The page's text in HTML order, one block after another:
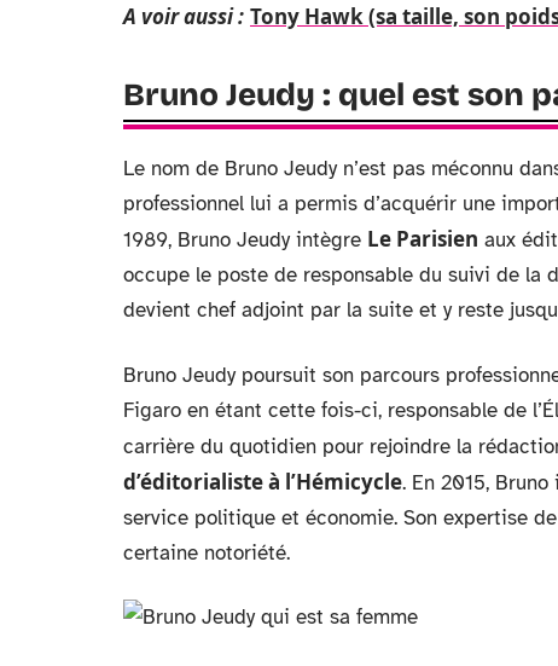
A voir aussi : Tony Hawk (sa taille, son
Bruno Jeudy : quel est son
Le nom de Bruno Jeudy n’est pas méconnu
professionnel lui a permis d’acquérir une
1989, Bruno Jeudy intègre Le Parisien aux
occupe le poste de responsable du suivi de la
devient chef adjoint par la suite et y reste
Bruno Jeudy poursuit son parcours
Figaro en étant cette fois-ci, responsable de
carrière du quotidien pour rejoindre la
d’éditorialiste à l’Hémicycle. En 2015,
service politique et économie. Son expertise
certaine notoriété.